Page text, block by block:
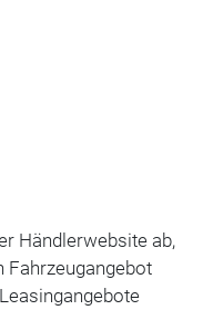
Händlerwebsite ab,
Fahrzeugangebot